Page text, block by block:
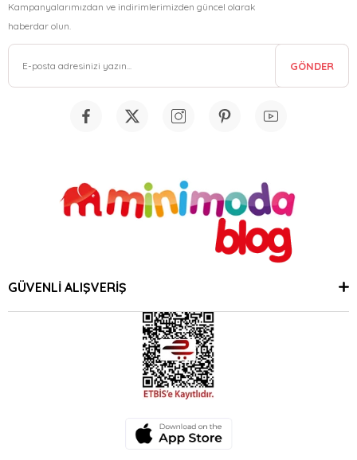
Kampanyalarımızdan ve indirimlerimizden güncel olarak
haberdar olun.
GÖNDER
GÜVENLİ ALIŞVERİŞ